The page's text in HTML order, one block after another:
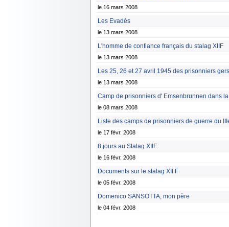
le 16 mars 2008
Les Evadés
le 13 mars 2008
L'homme de confiance français du stalag XIIF
le 13 mars 2008
Les 25, 26 et 27 avril 1945 des prisonniers
le 13 mars 2008
Camp de prisonniers d' Emsenbrunnen dans
le 08 mars 2008
Liste des camps de prisonniers de guerre du
le 17 févr. 2008
8 jours au Stalag XIIF
le 16 févr. 2008
Documents sur le stalag XII F
le 05 févr. 2008
Domenico SANSOTTA, mon père
le 04 févr. 2008